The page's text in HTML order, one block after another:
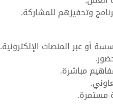
وتحفيزهم للمشاركة.
أو عبر المنصات الإلكترونية.
مباشرة.
مستمرة.